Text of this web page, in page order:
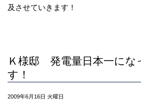
及させていきます！
Ｋ様邸 発電量日本一にな
す！
2009年6月16日 火曜日